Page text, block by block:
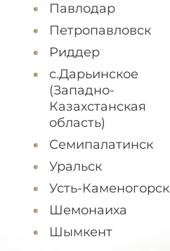
Павлодар
Петропавловск
Риддер
с.Дарьинское
(Западно-
Казахстанская
область)
Семипалатинск
Уральск
Усть-Каменогорск
Шемонаиха
Шымкент